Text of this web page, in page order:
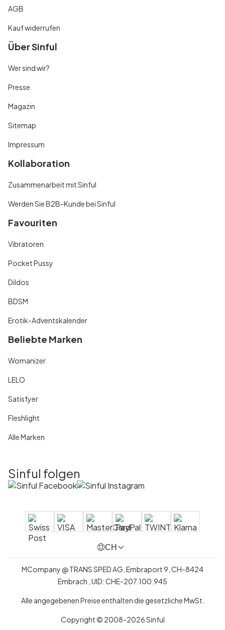
AGB
Kauf widerrufen
Über Sinful
Wer sind wir?
Presse
Magazin
Sitemap
Impressum
Kollaboration
Zusammenarbeit mit Sinful
Werden Sie B2B-Kunde bei Sinful
Favouriten
Vibratoren
Pocket Pussy
Dildos
BDSM
Erotik-Adventskalender
Beliebte Marken
Womanizer
LELO
Satisfyer
Fleshlight
Alle Marken
Sinful folgen
CH
MCompany@TRANS SPED AG, Embraport 9 CH-8424
Embrach , UID:CHE-207.100.945
Alle angegebenen Preise enthalten die gesetzliche MwSt.
Copyright © 2008-2026 Sinful